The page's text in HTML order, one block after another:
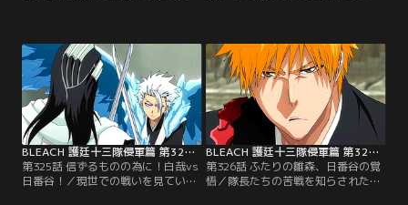
と言い切る霊骸の恋次。霊骸といえ
どかつて戦いを共にした仲間同士の
対決がはじまる！一方、京楽が捕ら
えられたことを不審に思った卯ノ花
は、勇音を連れて技術開発局、そし
て大霊書回廊を…。【提供：バンダ
イチャンネル】
に向かう、剣八、やちる、白哉、日
番谷、そして狛村。影狼佐の細工を
なんとか潜り抜けてソウルソサエテ
ィへと辿り着いた剣八は、自らの霊
骸と出会う。【提供：バンダイチャ
ンネル】
BLEACH 護廷十三隊侵軍篇 第325話
第325話 信ずるものの為に！白哉vs
日番谷！／現世での戦いを見ていた
望実は、何故一護たちが自分を護ろ
BLEACH 護廷十三隊侵軍篇 第326話
第326話 ふたりの雛森、日番谷の覚
悟／隊長たちの苦戦を知らされた一